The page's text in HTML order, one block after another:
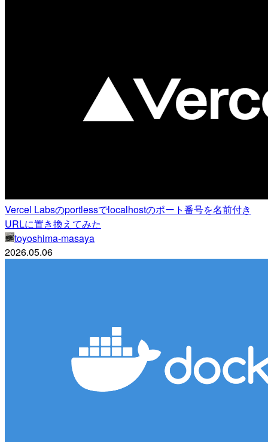
Vercel Labsのportlessでlocalhostのポート番号を名前付き
URLに置き換えてみた
toyoshima-masaya
2026.05.06